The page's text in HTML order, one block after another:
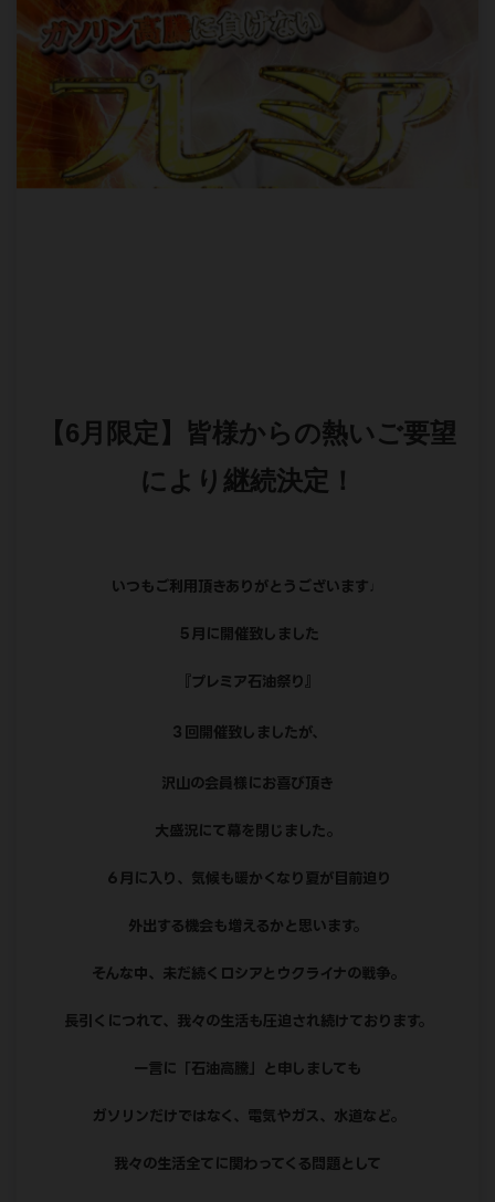
【6月限定】皆様からの熱いご要望
により継続決定！
いつもご利用頂きありがとうございます♩
５月に開催致しました
『プレミア石油祭り』
３回開催致しましたが、
沢山の会員様にお喜び頂き
大盛況にて幕を閉じました。
６月に入り、気候も暖かくなり夏が目前迫り
外出する機会も増えるかと思います。
そんな中、未だ続くロシアとウクライナの戦争。
長引くにつれて、我々の生活も圧迫され続けております。
一言に「石油高騰」と申しましても
ガソリンだけではなく、電気やガス、水道など。
我々の生活全てに関わってくる問題として